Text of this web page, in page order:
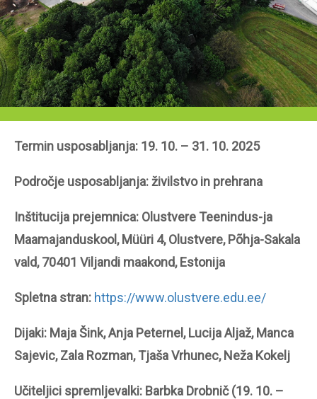
Termin usposabljanja: 19. 10. – 31. 10. 2025
Področje usposabljanja: živilstvo in prehrana
Inštitucija prejemnica: Olustvere Teenindus-ja
Maamajanduskool, Müüri 4, Olustvere, Põhja-Sakala
vald, 70401 Viljandi maakond, Estonija
Spletna stran: https://www.olustvere.edu.ee/
Dijaki: Maja Šink, Anja Peternel, Lucija Aljaž, Manca
Sajevic, Zala Rozman, Tjaša Vrhunec, Neža Kokelj
Učiteljici spremljevalki: Barbka Drobnič (19. 10. –